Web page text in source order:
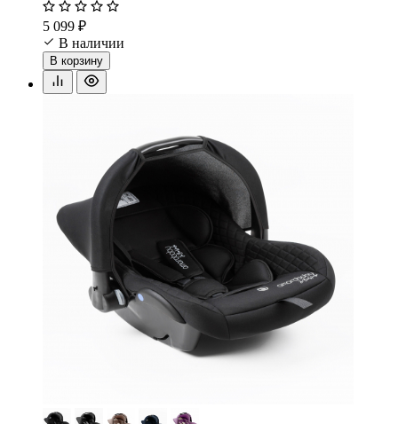
5 099 ₽
В наличии
В корзину